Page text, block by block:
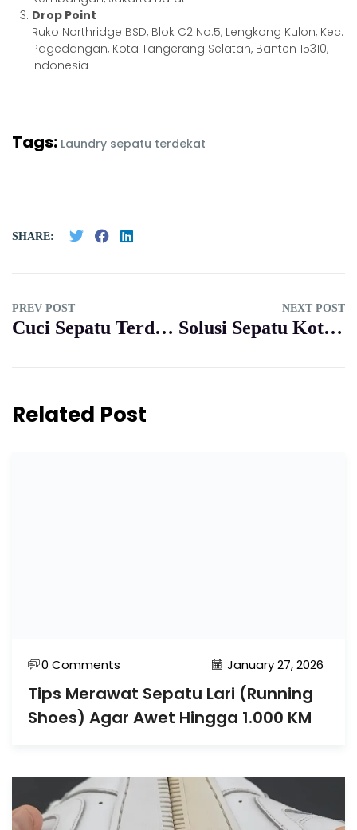
Drop Point
Ruko Northridge BSD, Blok C2 No.5, Lengkong Kulon, Kec.
Pagedangan, Kota Tangerang Selatan, Banten 15310,
Indonesia
Tags: Laundry sepatu terdekat
SHARE:
PREV POST
Cuci Sepatu Terdekat dengan Layanan Premium? Cek Shoeporter!
NEXT POST
Solusi Sepatu Kotor! Shoe Cleaner Terdekat by Shoeporter
Related Post
January 27, 2026
0 Comments
Tips Merawat Sepatu Lari (Running
Shoes) Agar Awet Hingga 1.000 KM